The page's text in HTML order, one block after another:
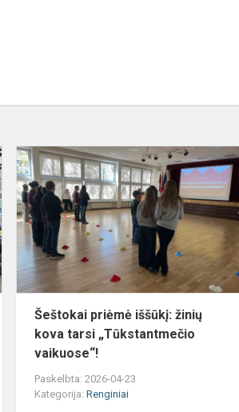
Mūsų
bibliotekoje
apsilankė
dr.
Arūnas
Šileris
Šeštokai priėmė iššūkį: žinių
kova tarsi „Tūkstantmečio
vaikuose“!
Paskelbta: 2026-04-23
Kategorija:Renginiai